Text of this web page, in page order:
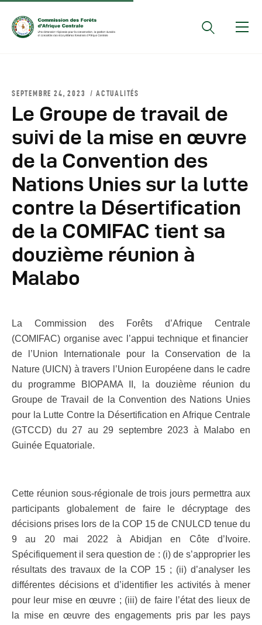
Conseils Des Ministres
Comptes Rendus De
Réunions Sous-
Régionales
Rapports
Publications
COMIFAC Newsletter
Réunions Réseaux
CEFDHAC
SEPTEMBRE 24, 2023 ACTUALITÉS
Le Groupe de travail de
suivi de la mise en œuvre
de la Convention des
Nations Unies sur la lutte
contre la Désertification
de la COMIFAC tient sa
douzième réunion à
Malabo
La Commission des Forêts d’Afrique Centrale
(COMIFAC) organise avec l’appui technique et financier
de l’Union Internationale pour la Conservation de la
Nature (UICN) à travers l’Union Européene dans le cadre
du programme BIOPAMA II, la douzième réunion du
Groupe de Travail de la Convention des Nations Unies
pour la Lutte Contre la Désertification en Afrique Centrale
(GTCCD) du 27 au 29 septembre 2023 à Malabo en
Guinée Equatoriale.
Cette réunion sous-régionale de trois jours permettra aux
participants globalement de faire le décryptage des
décisions prises lors de la COP 15 de CNULCD tenue du
9 au 20 mai 2022 à Abidjan en Côte d’Ivoire.
Spécifiquement il sera question de : (i) de s’approprier les
résultats des travaux de la COP 15 ; (ii) d’analyser les
différentes décisions et d’identifier les activités à mener
pour leur mise en œuvre ; (iii) de faire l’état des lieux de
la mise en œuvre des engagements pris par les pays